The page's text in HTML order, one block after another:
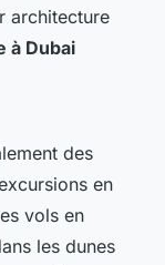
architecture
à Dubai
des
en
vols en
les dunes